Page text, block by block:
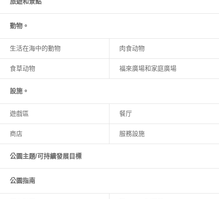
動物。
生活在海中的動物 肉食动物
食草动物 福來廣場和家庭廣場
設施。
遊戲區 餐厅
商店 服務設施
公園主題/可持續發展目標
公園指南